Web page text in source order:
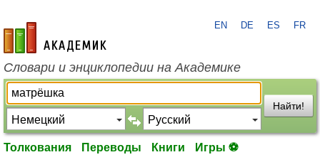
academic.ru
EN DE ES FR
Словари и энциклопедии на Академике
Найти!
Толкования Переводы Книги Игры ⚽